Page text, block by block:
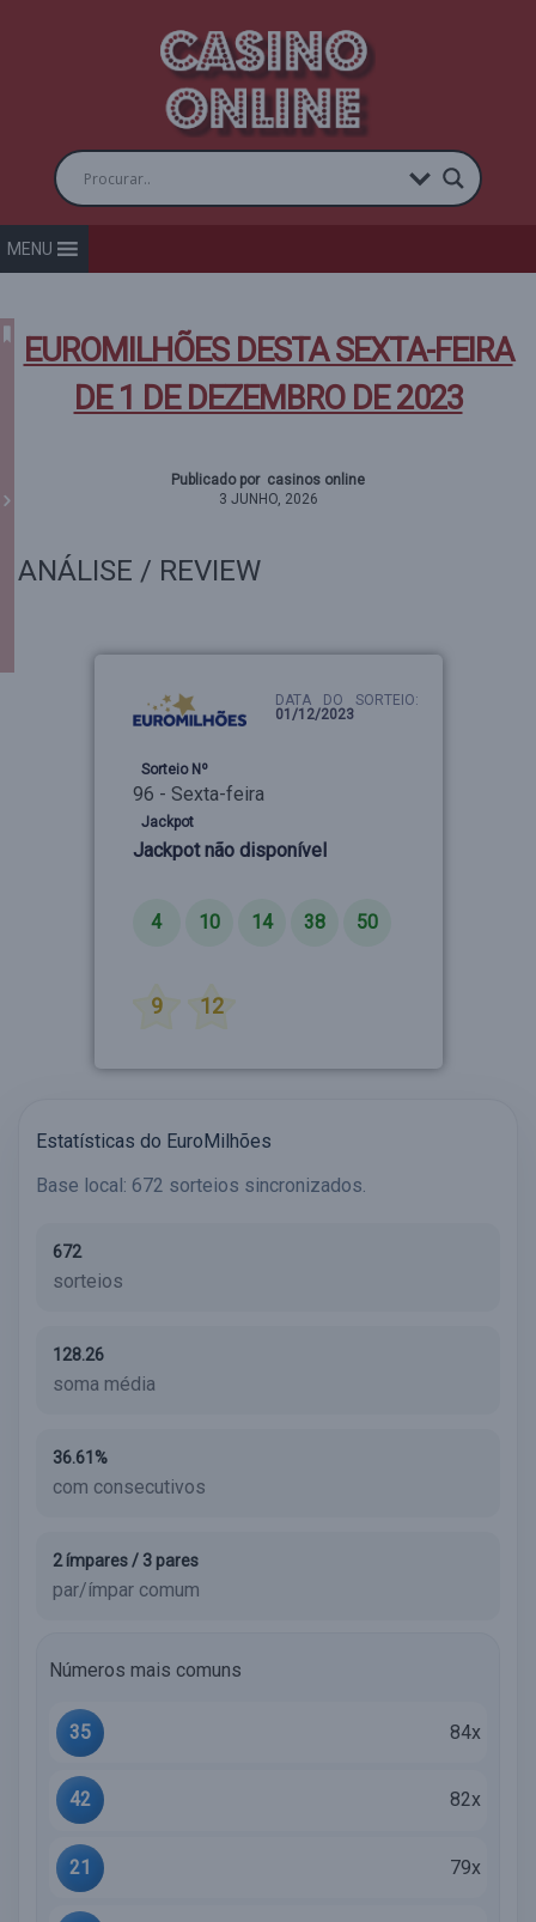
MENU
EUROMILHÕES DESTA SEXTA-FEIRA
DE 1 DE DEZEMBRO DE 2023
Publicado por casinos online
3 JUNHO, 2026
ANÁLISE / REVIEW
DATA DO SORTEIO:
01/12/2023
Sorteio Nº
96 - Sexta-feira
Jackpot
Jackpot não disponível
4 10 14 38 50
9 12
Estatísticas do EuroMilhões
Base local: 672 sorteios sincronizados.
672
sorteios
128.26
soma média
36.61%
com consecutivos
2 ímpares / 3 pares
par/ímpar comum
Números mais comuns
35 84x
42 82x
21 79x